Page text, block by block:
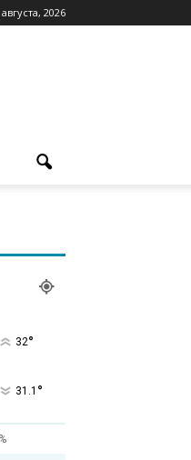
2026
32°
31.1 °